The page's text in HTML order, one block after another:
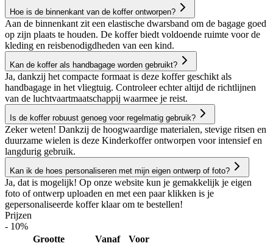
Hoe is de binnenkant van de koffer ontworpen?
Aan de binnenkant zit een elastische dwarsband om de bagage goed
op zijn plaats te houden. De koffer biedt voldoende ruimte voor de
kleding en reisbenodigdheden van een kind.
Kan de koffer als handbagage worden gebruikt?
Ja, dankzij het compacte formaat is deze koffer geschikt als
handbagage in het vliegtuig. Controleer echter altijd de richtlijnen
van de luchtvaartmaatschappij waarmee je reist.
Is de koffer robuust genoeg voor regelmatig gebruik?
Zeker weten! Dankzij de hoogwaardige materialen, stevige ritsen en
duurzame wielen is deze Kinderkoffer ontworpen voor intensief en
langdurig gebruik.
Kan ik de hoes personaliseren met mijn eigen ontwerp of foto?
Ja, dat is mogelijk! Op onze website kun je gemakkelijk je eigen
foto of ontwerp uploaden en met een paar klikken is je
gepersonaliseerde koffer klaar om te bestellen!
Prijzen
- 10%
Grootte
Vanaf
Voor